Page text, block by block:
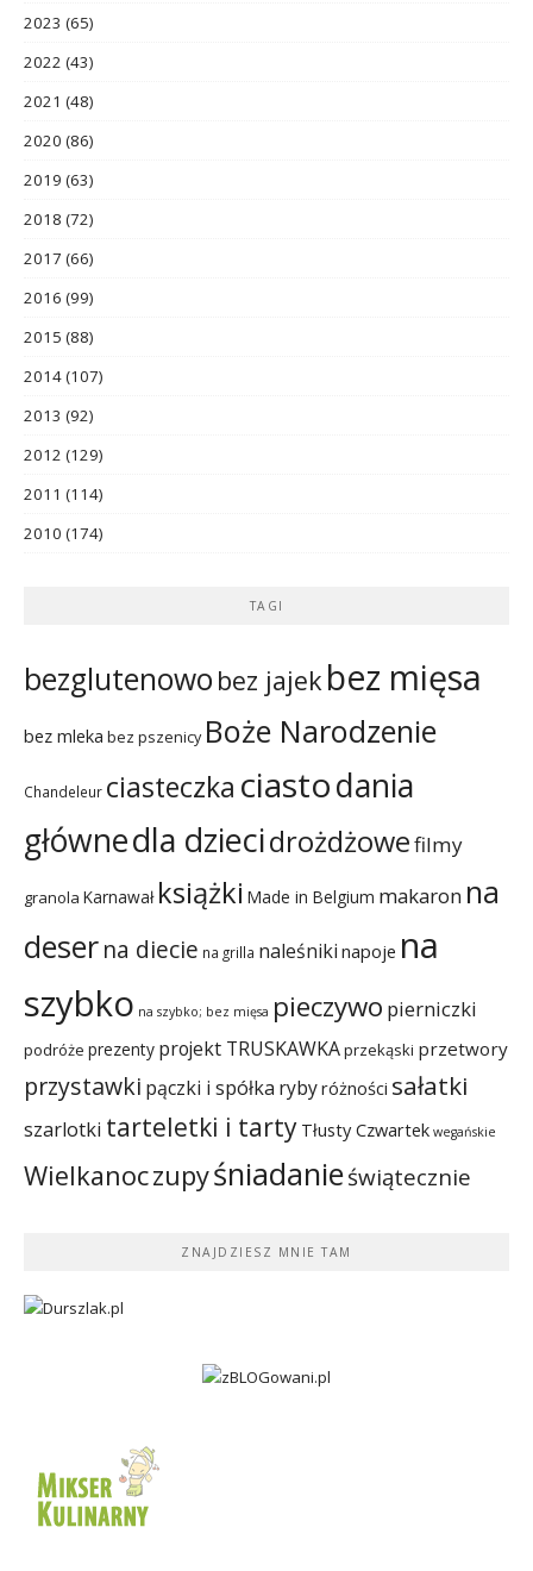
2023 (65)
2022 (43)
2021 (48)
2020 (86)
2019 (63)
2018 (72)
2017 (66)
2016 (99)
2015 (88)
2014(107)
2013 (92)
2012 (129)
2011 (114)
2010 (174)
TAGI
bezglutenowo bez jajek bez mięsa
bez mleka bez pszenicy Boże Narodzenie
Chandeleur ciasteczka ciastodania
głównedla dziecidrożdżowefilmy
granola Karnawał książki Made in Belgium makaron na
deserna diecie na grilla naleśniki napoje na
szybko na szybko; bez mięsa pieczywo pierniczki
podróże prezenty projekt TRUSKAWKAprzekąski przetwory
przystawki pączki i spółka rybyróżności sałatki
szarlotki tarteletki i tarty Tłusty Czwartek wegańskie
Wielkanoczupyśniadanieświątecznie
ZNAJDZIESZ MNIE TAM